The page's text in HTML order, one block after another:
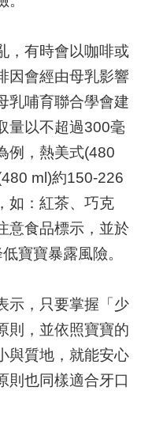
，有時會以咖啡或
因會經由母乳影響
乳哺育聯合學會建
量以不超過300毫
例，熱美式(480
ml)約150-226
如：紅茶、巧克
意食品標示，並於
寶寶暴露風險。
示，只要掌握「少
則，並依照寶寶的
與質地，就能安心
則也同樣適合牙口